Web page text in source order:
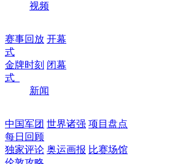
视频
赛事回放 开幕
式
金牌时刻 闭幕
式
新闻
中国军团 世界诸强 项目盘点
每日回顾
独家评论 奥运画报 比赛场馆